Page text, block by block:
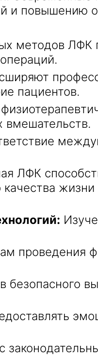
повышению
методов ЛФК
пациентов.
вмешательств.
ЛФК
жизни
проведения
безопасного